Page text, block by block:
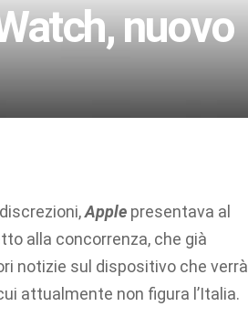
nuovo
Apple presentava al
alla concorrenza, che già
notizie sul dispositivo che verrà
attualmente non figura l’Italia.